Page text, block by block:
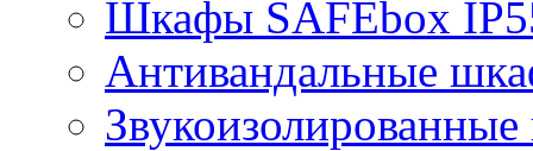
Шкафы SAFEbox
Антивандальные